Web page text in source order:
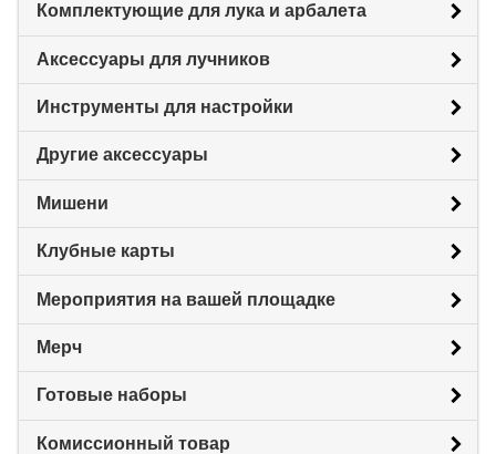
Комплектующие для лука и арбалета
Аксессуары для лучников
Инструменты для настройки
Другие аксессуары
Мишени
Клубные карты
Мероприятия на вашей площадке
Мерч
Готовые наборы
Комиссионный товар